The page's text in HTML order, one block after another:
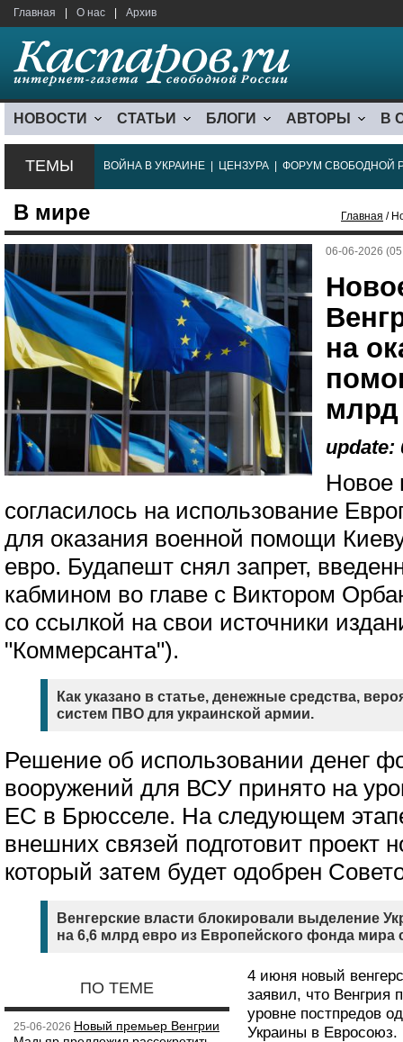
Главная О нас Архив
НОВОСТИ СТАТЬИ БЛОГИ АВТОРЫ В
ТЕМЫ ВОЙНА В УКРАИНЕ ЦЕНЗУРА ФОРУМ СВОБОДНОЙ
В мире Главная /
06-06-2026
на
update:
Новое
согласилось на использование
для оказания военной помощи
евро. Будапешт снял запрет,
кабмином во главе с Виктором
со ссылкой на свои источники
"Коммерсанта").
Как указано в статье, денежные средства,
систем ПВО для украинской армии.
Решение об использовании денег
вооружений для ВСУ принято на
ЕС в Брюсселе. На следующем
внешних связей подготовит проект
который затем будет одобрен
Венгерские власти блокировали выделение
на 6,6 млрд евро из Европейского фонда мира
ПО ТЕМЕ
25-06-2026 Новый премьер Венгрии
4 июня новый
заявил, что Венгрия
уровне постпредов
Украины в Евросоюз.